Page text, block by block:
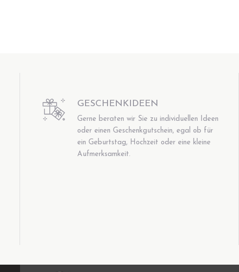
GESCHENKIDEEN
Gerne beraten wir Sie zu individuellen Ideen
oder einen Geschenkgutschein, egal ob für
ein Geburtstag, Hochzeit oder eine kleine
Aufmerksamkeit.